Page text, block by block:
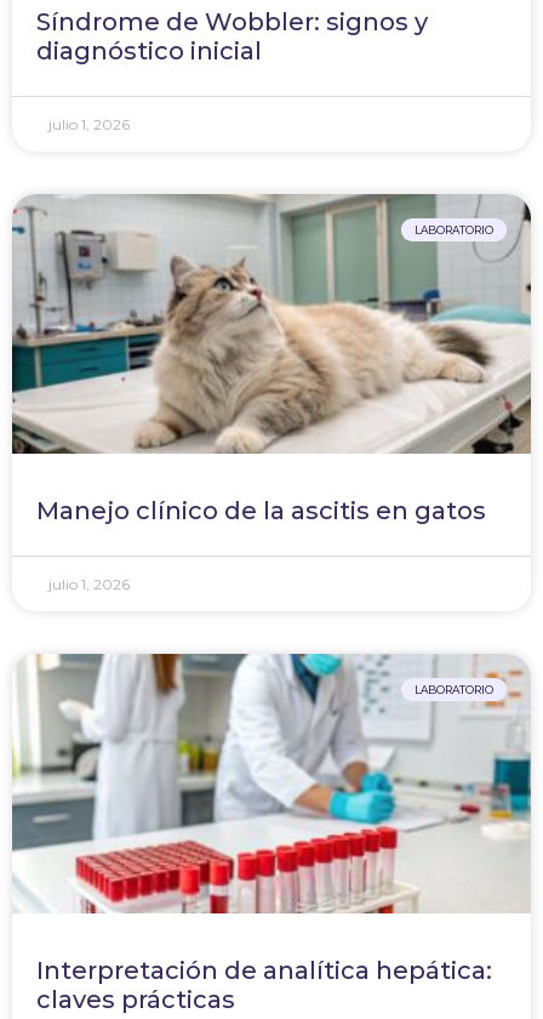
Síndrome de Wobbler: signos y
diagnóstico inicial
julio 1, 2026
LABORATORIO
Manejo clínico de la ascitis en gatos
julio 1, 2026
LABORATORIO
Interpretación de analítica hepática:
claves prácticas